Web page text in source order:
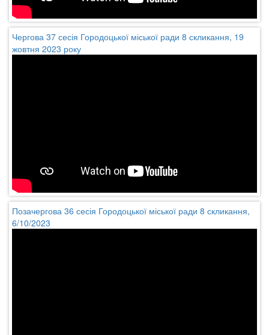
Чергова 37 сесія Городоцької міської ради 8 скликання, 19
жовтня 2023 року
Позачергова 36 сесія Городоцької міської ради 8 скликання,
6/10/2023